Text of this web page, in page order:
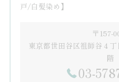
戸/白髪染め】
〒157-
東京都世田谷区祖師谷４
階
03-